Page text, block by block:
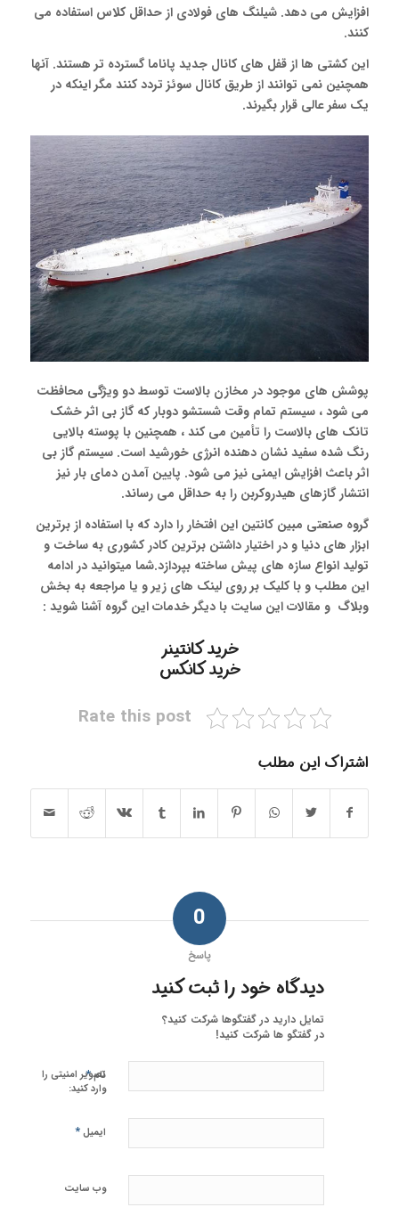
افزایش می دهد. شیلنگ های فولادی از حداقل کلاس استفاده می
کنند.
این کشتی ها از قفل های کانال جدید پاناما گسترده تر هستند. آنها
همچنین نمی توانند از طریق کانال سوئز تردد کنند مگر اینکه در
یک سفر عالی قرار بگیرند.
پوشش های موجود در مخازن بالاست توسط دو ویژگی محافظت
می شود ، سیستم تمام وقت شستشو دوبار که گاز بی اثر خشک
تانک های بالاست را تأمین می کند ، همچنین با پوسته بالایی
رنگ شده سفید نشان دهنده انرژی خورشید است. سیستم گاز بی
اثر باعث افزایش ایمنی نیز می شود. پایین آمدن دمای بار نیز
انتشار گازهای هیدروکربن را به حداقل می رساند.
گروه صنعتی مبین کانتین این افتخار را دارد که با استفاده از برترین
ابزار های دنیا و در اختیار داشتن برترین کادر کشوری به ساخت و
تولید انواع سازه های پیش ساخته بپردازد.شما میتوانید در ادامه
این مطلب و با کلیک بر روی لینک های زیر و یا مراجعه به بخش
وبلاگ و مقالات این سایت با دیگر خدمات این گروه آشنا شوید :
خرید کانتینر
خرید کانکس
Rate this post
اشتراک این مطلب
0
پاسخ
دیدگاه خود را ثبت کنید
تمایل دارید در گفتگوها شرکت کنید؟
در گفتگو ها شرکت کنید!
نام*
ایمیل*
وب‌ سایت
تصویر امنیتی را
وارد کنید: